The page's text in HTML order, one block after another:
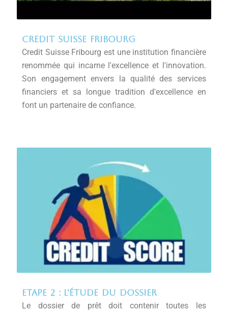
Credit suisse fribourg
Credit Suisse Fribourg est une institution financière
renommée qui incarne l'excellence et l'innovation.
Son engagement envers la qualité des services
financiers et sa longue tradition d'excellence en
font un partenaire de confiance.
ETAPE 2 : L'ÉTUDE DU DOSSIER
Le dossier de prêt doit contenir toutes les